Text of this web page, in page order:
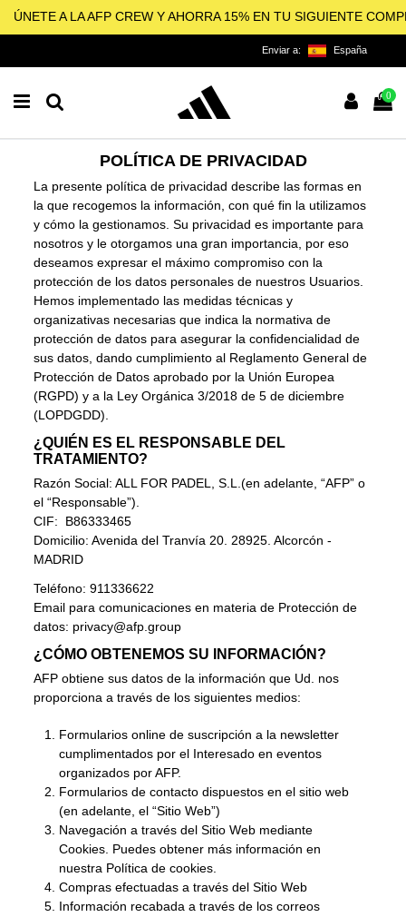
ÚNETE A LA AFP CREW Y AHORRA 15% EN TU SIGUIENTE
Enviar a: España
0
POLÍTICA DE PRIVACIDAD
La presente política de privacidad describe las formas en
la que recogemos la información, con qué fin la utilizamos
y cómo la gestionamos. Su privacidad es importante para
nosotros y le otorgamos una gran importancia, por eso
deseamos expresar el máximo compromiso con la
protección de los datos personales de nuestros Usuarios.
Hemos implementado las medidas técnicas y
organizativas necesarias que indica la normativa de
protección de datos para asegurar la confidencialidad de
sus datos, dando cumplimiento al Reglamento General de
Protección de Datos aprobado por la Unión Europea
(RGPD) y a la Ley Orgánica 3/2018 de 5 de diciembre
(LOPDGDD).
¿QUIÉN ES EL RESPONSABLE DEL
TRATAMIENTO?
Razón Social: ALL FOR PADEL, S.L.(en adelante, “AFP” o
el “Responsable”).
CIF: B86333465
Domicilio: Avenida del Tranvía 20. 28925. Alcorcón -
MADRID
Teléfono: 911336622
Email para comunicaciones en materia de Protección de
datos: privacy@afp.group
¿CÓMO OBTENEMOS SU INFORMACIÓN?
AFP obtiene sus datos de la información que Ud. nos
proporciona a través de los siguientes medios:
Formularios online de suscripción a la newsletter
cumplimentados por el Interesado en eventos
organizados por AFP.
Formularios de contacto dispuestos en el sitio web
(en adelante, el “Sitio Web”)
Navegación a través del Sitio Web mediante
Cookies. Puedes obtener más información en
nuestra Política de cookies
Compras efectuadas a través del Sitio Web
Información recabada a través de los correos